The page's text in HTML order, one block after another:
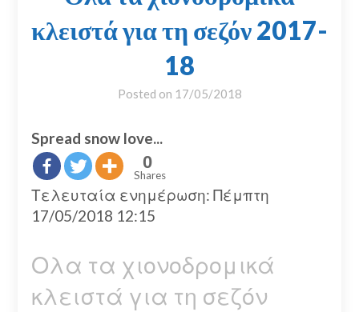
κλειστά για τη σεζόν 2017-
18
Posted on 17/05/2018
Spread snow love...
0
Shares
Τελευταία ενημέρωση: Πέμπτη
17/05/2018 12:15
Ολα τα χιονοδρομικά
κλειστά για τη σεζόν